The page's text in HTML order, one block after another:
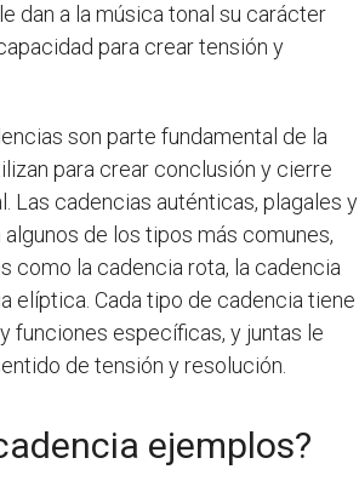
dan a la música tonal su carácter
para crear tensión y
son parte fundamental de la
para crear conclusión y cierre
Las cadencias auténticas, plagales y
de los tipos más comunes,
como la cadencia rota, la cadencia
elíptica. Cada tipo de cadencia tiene
funciones específicas, y juntas le
de tensión y resolución.
ejemplos?